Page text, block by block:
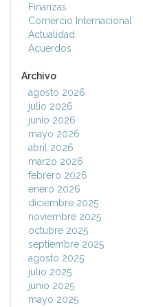
Finanzas
Comercio Internacional
Actualidad
Acuerdos
Archivo
agosto 2026
julio 2026
junio 2026
mayo 2026
abril 2026
marzo 2026
febrero 2026
enero 2026
diciembre 2025
noviembre 2025
octubre 2025
septiembre 2025
agosto 2025
julio 2025
junio 2025
mayo 2025